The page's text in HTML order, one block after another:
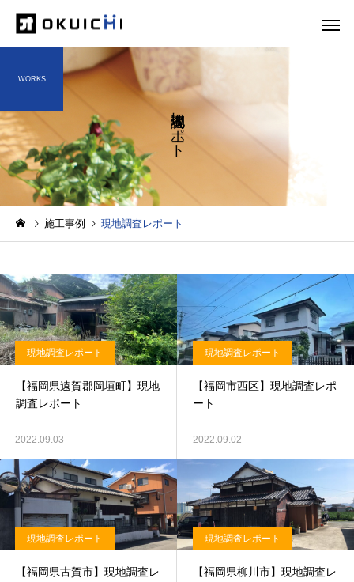
現地調査レポート
WORKS
施工事例 現地調査レポート
現地調査レポート
【福岡県遠賀郡岡垣町】現地
調査レポート
2022.09.03
現地調査レポート
【福岡市西区】現地調査レポ
ート
2022.09.02
現地調査レポート
【福岡県古賀市】現地調査レ
現地調査レポート
【福岡県柳川市】現地調査レ